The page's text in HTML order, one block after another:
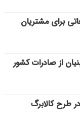
برای مشتریان
از صادرات کشور
طرح کالابرگ